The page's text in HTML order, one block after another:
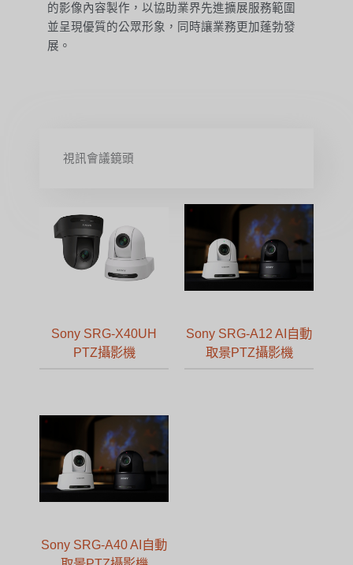
的影像內容製作，以協助業界先進擴展服務範圍
並呈現優質的公眾形象，同時讓業務更加蓬勃發
展。
視訊會議鏡頭
Sony SRG-X40UH
PTZ攝影機
Sony SRG-A12 AI自動
取景PTZ攝影機
Sony SRG-A40 AI自動